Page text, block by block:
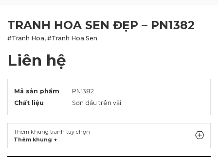
TRANH HOA SEN ĐẸP – PN1382
#Tranh Hoa, #Tranh Hoa Sen
Liên hệ
Mã sản phẩm
PN1382
Chất liệu
Sơn dầu trên vải
Thêm khung tranh tùy chọn
Thêm khung +